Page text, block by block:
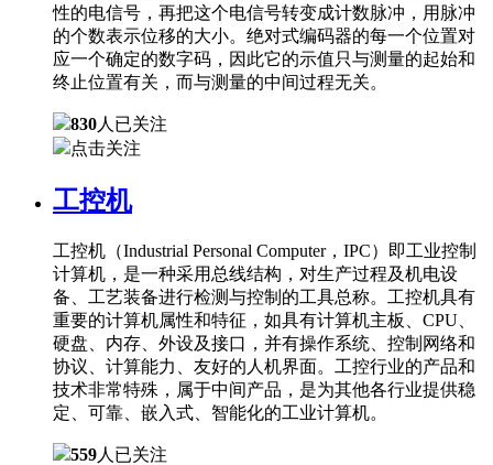
性的电信号，再把这个电信号转变成计数脉冲，用脉冲
的个数表示位移的大小。绝对式编码器的每一个位置对
应一个确定的数字码，因此它的示值只与测量的起始和
终止位置有关，而与测量的中间过程无关。
830人已关注
点击关注
工控机
工控机（Industrial Personal Computer，IPC）即工业控制
计算机，是一种采用总线结构，对生产过程及机电设
备、工艺装备进行检测与控制的工具总称。工控机具有
重要的计算机属性和特征，如具有计算机主板、CPU、
硬盘、内存、外设及接口，并有操作系统、控制网络和
协议、计算能力、友好的人机界面。工控行业的产品和
技术非常特殊，属于中间产品，是为其他各行业提供稳
定、可靠、嵌入式、智能化的工业计算机。
559人已关注